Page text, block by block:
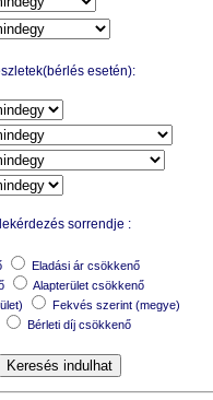
esetén):
sorrendje :
Eladási ár csökkenő
Alapterület csökkenő
Fekvés szerint (megye)
Bérleti díj csökkenő